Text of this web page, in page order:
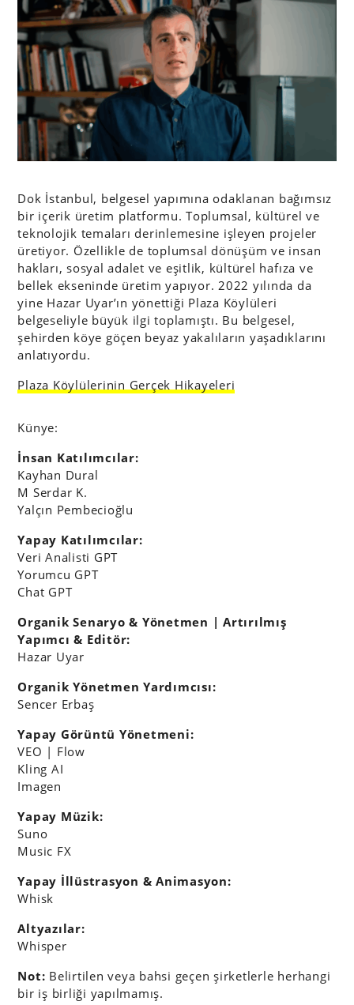
Dok İstanbul, belgesel yapımına odaklanan bağımsız
bir içerik üretim platformu. Toplumsal, kültürel ve
teknolojik temaları derinlemesine işleyen projeler
üretiyor. Özellikle de toplumsal dönüşüm ve insan
hakları, sosyal adalet ve eşitlik, kültürel hafıza ve
bellek ekseninde üretim yapıyor. 2022 yılında da
yine Hazar Uyar’ın yönettiği Plaza Köylüleri
belgeseliyle büyük ilgi toplamıştı. Bu belgesel,
şehirden köye göçen beyaz yakalıların yaşadıklarını
anlatıyordu.
Plaza Köylülerinin Gerçek Hikayeleri
Künye:
İnsan Katılımcılar:
Kayhan Dural
M Serdar K.
Yalçın Pembecioğlu
Yapay Katılımcılar:
Veri Analisti GPT
Yorumcu GPT
Chat GPT
Organik Senaryo & Yönetmen | Artırılmış
Yapımcı & Editör:
Hazar Uyar
Organik Yönetmen Yardımcısı:
Sencer Erbaş
Yapay Görüntü Yönetmeni:
VEO | Flow
Kling AI
Imagen
Yapay Müzik:
Suno
Music FX
Yapay İllüstrasyon & Animasyon:
Whisk
Altyazılar:
Whisper
Not: Belirtilen veya bahsi geçen şirketlerle herhangi
bir iş birliği yapılmamış.